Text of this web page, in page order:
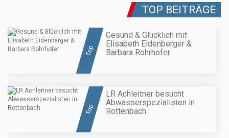
TOP BEITRÄGE
Top
Gesund & Glücklich mit
Elisabeth Eidenberger &
Barbara Rohrhofer
Top
LR Achleitner besucht
Abwasserspezialisten in
Rottenbach